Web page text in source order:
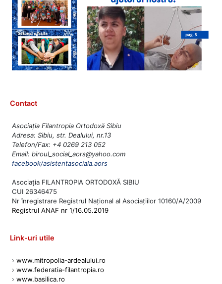
Contact
Asociația Filantropia Ortodoxă Sibiu
Adresa: Sibiu, str. Dealului, nr.13
Telefon/Fax: +4 0269 213 052
Email: biroul_social_aors@yahoo.com
facebook/asistentasociala.aors
Asociația FILANTROPIA ORTODOXĂ SIBIU
CUI 26346475
Nr înregistrare Registrul Național al Asociațiilor 10160/A/2009
Registrul ANAF nr 1/16.05.2019
Link-uri utile
› www.mitropolia-ardealului.ro
› www.federatia-filantropia.ro
› www.basilica.ro